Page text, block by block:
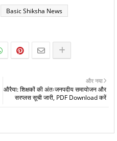
Basic Shiksha News
और नया
औरैया: शिक्षकों की अंतःजनपदीय समायोजन और
सरप्लस सूची जारी, PDF Download करें